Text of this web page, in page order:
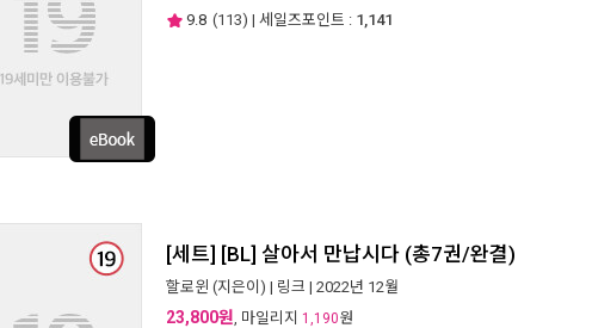
9.8 (113) | 세일즈포인트 : 1,141
[세트] [BL] 살아서 만납시다 (총7권/완결)
할로윈 (지은이) | 링크 | 2022년 12월
23,800원, 마일리지 1,190원